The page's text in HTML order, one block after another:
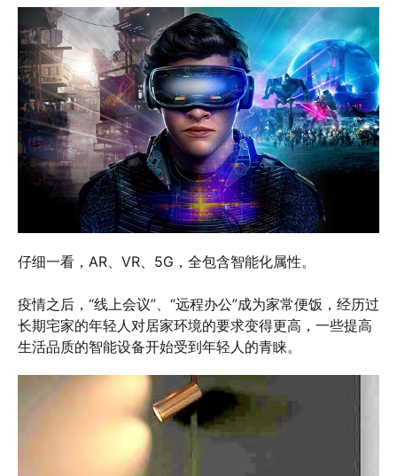
仔细一看，AR、VR、5G，全包含智能化属性。
疫情之后，“线上会议”、“远程办公”成为家常便饭，经历过
长期宅家的年轻人对居家环境的要求变得更高，一些提高
生活品质的智能设备开始受到年轻人的青睐。